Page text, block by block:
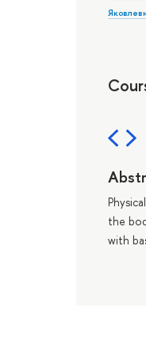
the
with